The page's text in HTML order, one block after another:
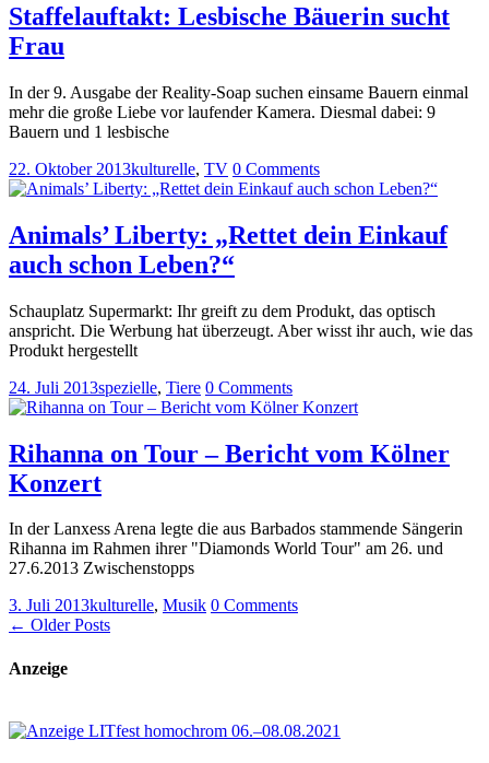
Staffelauftakt: Lesbische Bäuerin sucht
Frau
In der 9. Ausgabe der Reality-Soap suchen einsame Bauern einmal
mehr die große Liebe vor laufender Kamera. Diesmal dabei: 9
Bauern und 1 lesbische
22. Oktober 2013kulturelle, TV 0 Comments
Animals’ Liberty: „Rettet dein Einkauf
auch schon Leben?“
Schauplatz Supermarkt: Ihr greift zu dem Produkt, das optisch
anspricht. Die Werbung hat überzeugt. Aber wisst ihr auch, wie das
Produkt hergestellt
24. Juli 2013spezielle, Tiere 0 Comments
Rihanna on Tour – Bericht vom Kölner
Konzert
In der Lanxess Arena legte die aus Barbados stammende Sängerin
Rihanna im Rahmen ihrer "Diamonds World Tour" am 26. und
27.6.2013 Zwischenstopps
3. Juli 2013kulturelle, Musik 0 Comments
← Older Posts
Anzeige